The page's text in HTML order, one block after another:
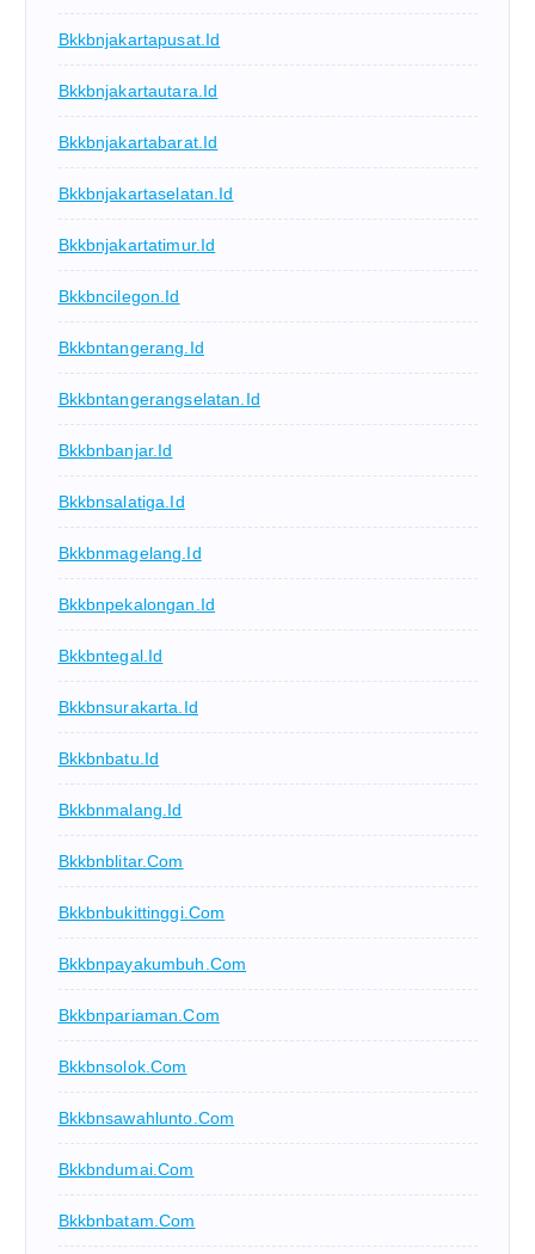
Bkkbnjakartapusat.id
Bkkbnjakartautara.id
Bkkbnjakartabarat.id
Bkkbnjakartaselatan.id
Bkkbnjakartatimur.id
Bkkbncilegon.id
Bkkbntangerang.id
Bkkbntangerangselatan.id
Bkkbnbanjar.id
Bkkbnsalatiga.id
Bkkbnmagelang.id
Bkkbnpekalongan.id
Bkkbntegal.id
Bkkbnsurakarta.id
Bkkbnbatu.id
Bkkbnmalang.id
Bkkbnblitar.com
Bkkbnbukittinggi.com
Bkkbnpayakumbuh.com
Bkkbnpariaman.com
Bkkbnsolok.com
Bkkbnsawahlunto.com
Bkkbndumai.com
Bkkbnbatam.com